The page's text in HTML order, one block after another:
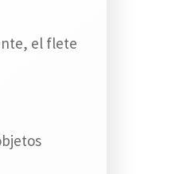
el flete